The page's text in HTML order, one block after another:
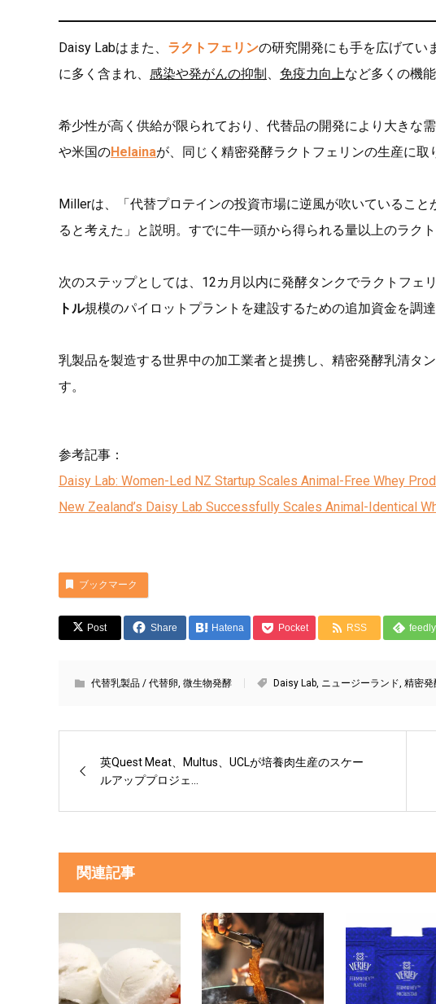
Daisy Labはまた、 ラクトフェリンの研究開発にも手を広げてい
に多く含まれ、 感染や発がんの抑制 、 免疫力向上など多くの機
希少性が高く供給が限られており、代替品の開発により大きな
や米国のHelainaが、同じく精密発酵ラクトフェリンの生産に取
Millerは、「代替プロテインの投資市場に逆風が吹いているこ
ると考えた」と説明。すでに牛一頭から得られる量以上のラク
次のステップとしては、12カ月以内に発酵タンクでラクトフェ
トル規模のパイロットプラントを建設するための追加資金を調
乳製品を製造する世界中の加工業者と提携し、精密発酵乳清タ
す。
参考記事：
Daisy Lab: Women-Led NZ Startup Scales Animal-Free Whey
New Zealand’s Daisy Lab Successfully Scales Animal-Identical
ブックマーク
Post Share Hatena Pocket RSS feedly
代替乳製品 / 代替卵, 微生物発酵 Daisy Lab, ニュージーランド, 精密発
英Quest Meat、Multus、UCLが培養肉生産のスケー
ルアッププロジェ...
関連記事